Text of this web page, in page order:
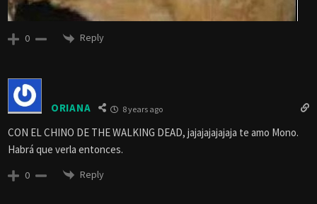
0 Reply
ORIANA 8 years ago
CON EL CHINO DE THE WALKING DEAD, jajajajajajaja te amo Mono.
Habrá que verla entonces.
0 Reply